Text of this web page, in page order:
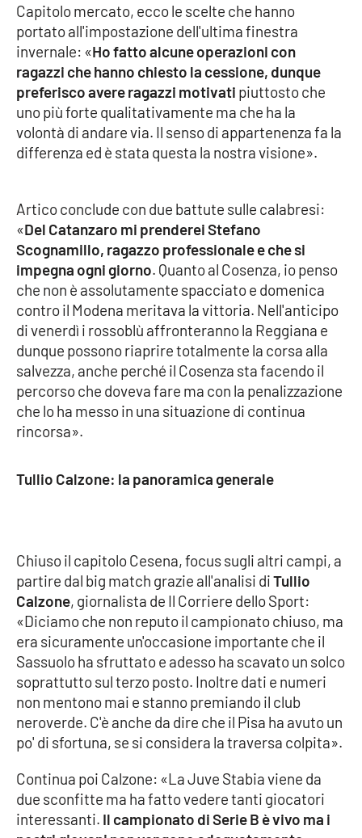
LaC TV
LaC Network
LaC OnAir
Catanzaro
Crotone
Vibo Valentia
Reggio Calabria
Cosenza
Lamezia Terme
PROGETTI
SPECIALI
LA
CALABRIAVISIONE
Destinazioni
Eventi
Food
Storie
LAC
NETWORK
Capitolo mercato, ecco le scelte che hanno
portato all'impostazione dell'ultima finestra
invernale: «Ho fatto alcune operazioni con
ragazzi che hanno chiesto la cessione, dunque
preferisco avere ragazzi motivati piuttosto che
uno più forte qualitativamente ma che ha la
volontà di andare via. Il senso di appartenenza fa la
differenza ed è stata questa la nostra visione».
Artico conclude con due battute sulle calabresi:
«Del Catanzaro mi prenderei Stefano
Scognamillo, ragazzo professionale e che si
impegna ogni giorno. Quanto al Cosenza, io penso
che non è assolutamente spacciato e domenica
contro il Modena meritava la vittoria. Nell'anticipo
di venerdì i rossoblù affronteranno la Reggiana e
dunque possono riaprire totalmente la corsa alla
salvezza, anche perché il Cosenza sta facendo il
percorso che doveva fare ma con la penalizzazione
che lo ha messo in una situazione di continua
rincorsa».
Tullio Calzone: la panoramica generale
Chiuso il capitolo Cesena, focus sugli altri campi, a
partire dal big match grazie all'analisi diTullio
Calzone, giornalista de Il Corriere dello Sport:
«Diciamo che non reputo il campionato chiuso, ma
era sicuramente un'occasione importante che il
Sassuolo ha sfruttato e adesso ha scavato un solco
soprattutto sul terzo posto. Inoltre dati e numeri
non mentono mai e stanno premiando il club
neroverde. C'è anche da dire che il Pisa ha avuto un
po' di sfortuna, se si considera la traversa colpita».
Continua poi Calzone: «La Juve Stabia viene da
due sconfitte ma ha fatto vedere tanti giocatori
interessanti. Il campionato di Serie B è vivo ma i